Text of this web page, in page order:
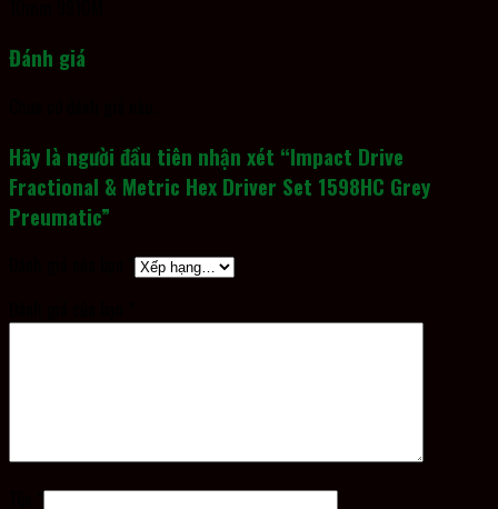
Đánh giá
Hãy là người đầu tiên nhận xét “Impact Drive
Fractional & Metric Hex Driver Set 1598HC Grey
Preumatic”